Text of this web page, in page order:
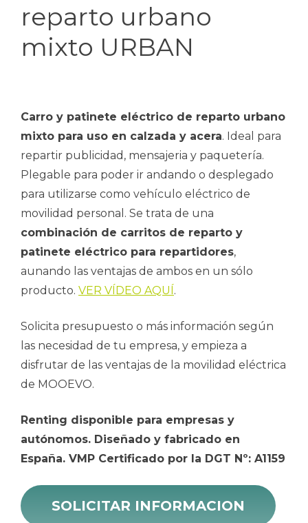
reparto urbano
mixto URBAN
Carro y patinete eléctrico de reparto urbano
mixto para uso en calzada y acera. Ideal para
repartir publicidad, mensajeria y paquetería.
Plegable para poder ir andando o desplegado
para utilizarse como vehículo eléctrico de
movilidad personal. Se trata de una
combinación de carritos de reparto y
patinete eléctrico para repartidores,
aunando las ventajas de ambos en un sólo
producto. VER VÍDEO AQUÍ .
Solicita presupuesto o más información según
las necesidad de tu empresa, y empieza a
disfrutar de las ventajas de la movilidad eléctrica
de MOOEVO.
Renting disponible para empresas y
autónomos. Diseñado y fabricado en
España. VMP Certificado por la DGT Nº: A1159
SOLICITAR INFORMACION